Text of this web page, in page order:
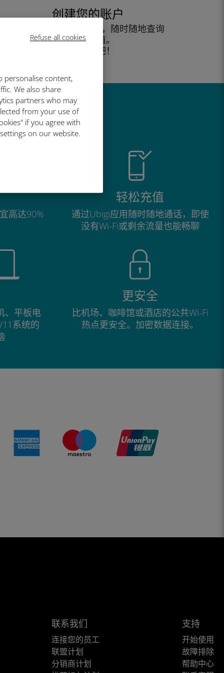
Refuse all cookies
personalise content,
We also share
partners who may
from your use of
if you agree with
on our website.
创建您的账户
开始使用您的数据套餐，随时随地查询
余额并充值。
尽情享受吧！
高达90%
轻松充值
通过Ubigi应用随时随地通话，即使
没有Wi-Fi或剩余流量也能畅聊
、平板电
系统的
更安全
比机场、咖啡馆或酒店的公共Wi-Fi
热点更安全。加密数据连接。
联系我们
连接您的员工
联盟计划
分销商计划
支持
开始使用
故障排除
帮助中心